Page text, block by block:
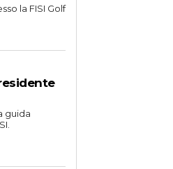
la FISI Golf
guida